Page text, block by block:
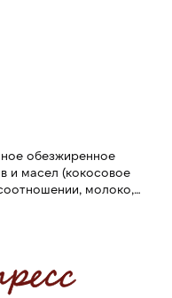
обезжиренное
и масел (кокосовое
молоко,